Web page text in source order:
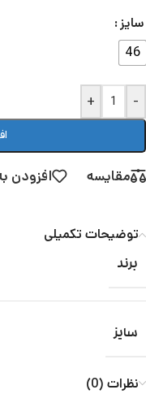
سایز
46
-
+
مقایسه افزودن
توضیحات تکمیلی
برند
سایز
نظرات (0)